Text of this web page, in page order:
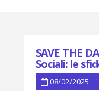
SAVE THE
Sociali: le
08/02/2025